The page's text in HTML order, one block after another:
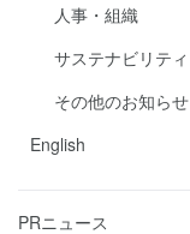
人事・組織
サステナビリティ
その他のお知らせ
English
PRニュース